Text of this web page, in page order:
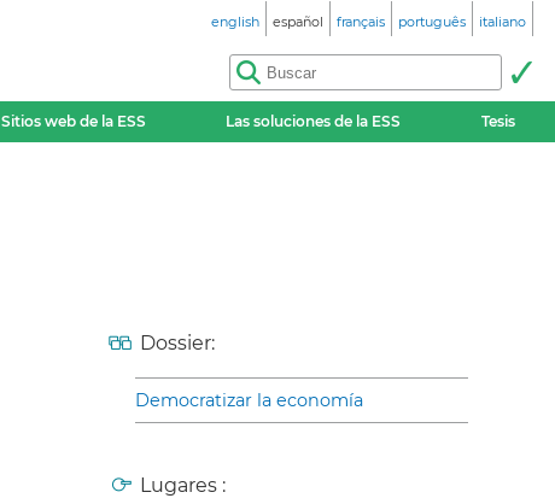
english español français português italiano
Sitios web de la ESS Las soluciones de la ESS Tesis
Dossier:
Democratizar la economía
Lugares :